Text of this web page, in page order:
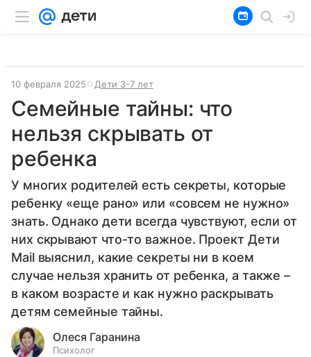
10 февраля 2025 Дети 3-7 лет
Семейные тайны: что
нельзя скрывать от
ребенка
У многих родителей есть секреты, которые
ребенку «еще рано» или «совсем не нужно»
знать. Однако дети всегда чувствуют, если от
них скрывают что-то важное. Проект Дети
Mail выяснил, какие секреты ни в коем
случае нельзя хранить от ребенка, а также –
в каком возрасте и как нужно раскрывать
детям семейные тайны.
Олеся Гаранина
Психолог